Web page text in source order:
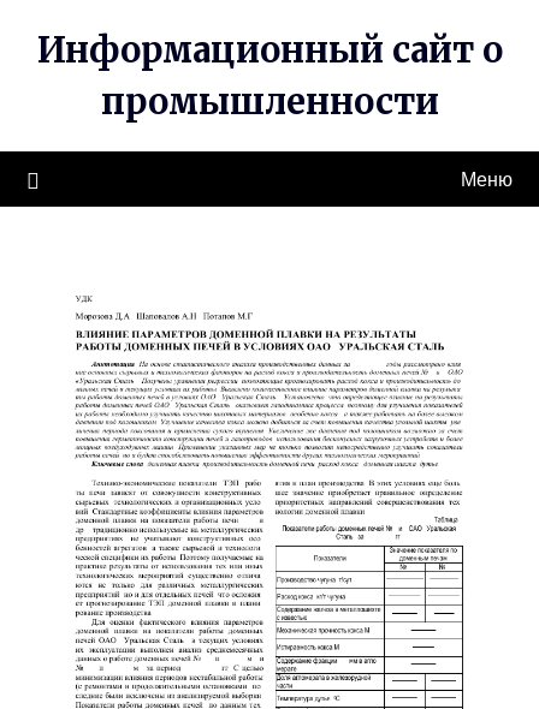
содержимому
Информационный сайт о
промышленности
Меню